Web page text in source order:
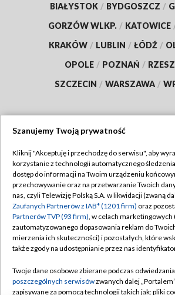
BIAŁYSTOK / BYDGOSZCZ /
GORZÓW WLKP. / KATOWICE
KRAKÓW / LUBLIN / ŁÓDŹ /
OPOLE / POZNAŃ /
SZCZECIN / WARSZAWA /
TVP
Abonament TVP
Emisja w TVP
Centrum informacji TVP
Naziemna Telewizja Cyfrowa
Rada Programowa
Regulamin TVP
Polityka
Moje zgody
Pomoc
Kontakt
Szanujemy Twoją prywatność
Kliknij "Akceptuję i przechodzę do serwisu", aby
korzystanie z technologii automatycznego
dostęp do informacji na Twoim urządzeniu
przechowywanie oraz na przetwarzanie Twoich
nas, czyli Telewizję Polską S.A. w likwidacji (zwaną
Zaufanych Partnerów z IAB* (1201 firm) oraz
Partnerów TVP (93 firm), w celach marketingowych
zautomatyzowanego dopasowania reklam do
mierzenia ich skuteczności) i pozostałych, które
także zgody na udostępnianie przez nas
Twoje dane osobowe zbierane podczas
poszczególnych serwisówzwanych dalej
zapisywane za pomocą technologii takich jak: pliki